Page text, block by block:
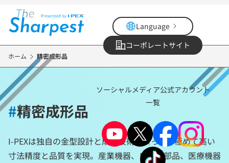
コ
テ
ツ
に
Language
コーポレートサイト
ソーシャルメディア公式アカウント
一覧
ホーム 精密成形品
#精密成形品
I-PEXは独自の金型設計と成形技術によって、極めて高い
寸法精度と品質を実現。産業機器、自動車部品、医療機器